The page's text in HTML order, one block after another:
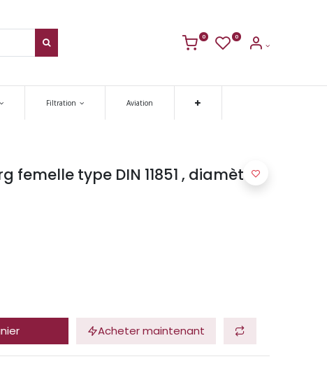
0 0
Filtration Aviation
femelle type DIN 11851 , diamètre
Acheter maintenant